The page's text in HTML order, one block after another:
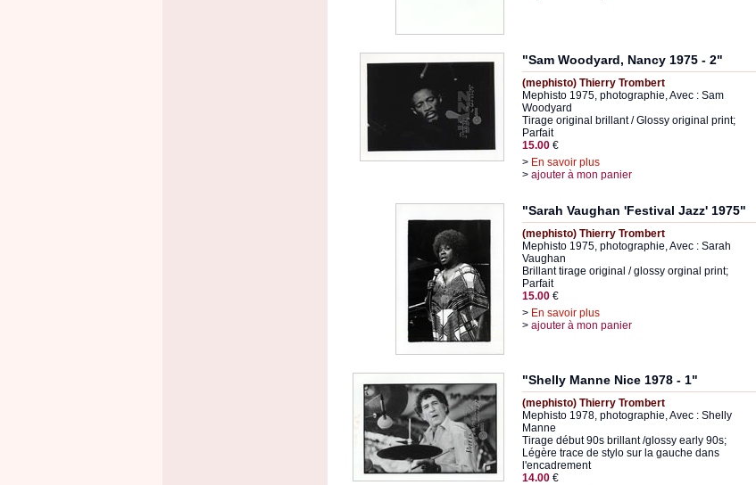
"Sam Woodyard, Nancy 1975 - 2"
(mephisto) Thierry Trombert
Mephisto 1975, photographie, Avec : Sam
Woodyard
Tirage original brillant / Glossy original print;
Parfait
15.00 €
> En savoir plus
> ajouter à mon panier
"Sarah Vaughan 'Festival Jazz' 1975"
(mephisto) Thierry Trombert
Mephisto 1975, photographie, Avec : Sarah
Vaughan
Brillant tirage original / glossy orginal print;
Parfait
15.00 €
> En savoir plus
> ajouter à mon panier
"Shelly Manne Nice 1978 - 1"
(mephisto) Thierry Trombert
Mephisto 1978, photographie, Avec : Shelly
Manne
Tirage début 90s brillant /glossy early 90s;
Légère trace de stylo sur la gauche dans
l'encadrement
14.00 €